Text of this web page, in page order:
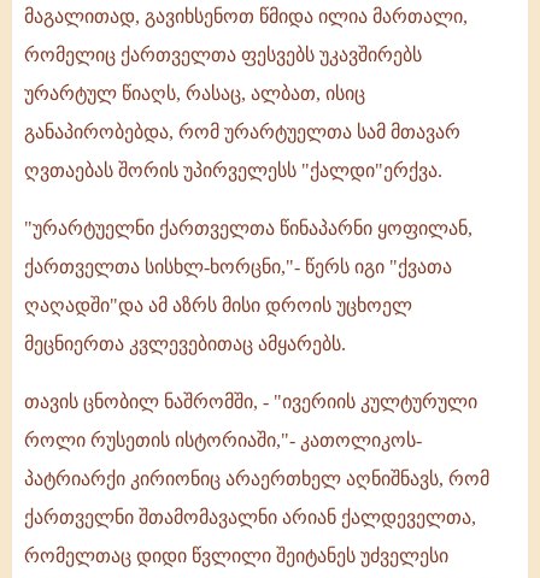
მაგალითად, გავიხსენოთ წმიდა ილია მართალი,
რომელიც ქართველთა ფესვებს უკავშირებს
ურარტულ წიაღს, რასაც, ალბათ, ისიც
განაპირობებდა, რომ ურარტუელთა სამ მთავარ
ღვთაებას შორის უპირველესს "ქალდი"ერქვა.
"ურარტუელნი ქართველთა წინაპარნი ყოფილან,
ქართველთა სისხლ-ხორცნი,"- წერს იგი "ქვათა
ღაღადში"და ამ აზრს მისი დროის უცხოელ
მეცნიერთა კვლევებითაც ამყარებს.
თავის ცნობილ ნაშრომში, - "ივერიის კულტურული
როლი რუსეთის ისტორიაში,"- კათოლიკოს-
პატრიარქი კირიონიც არაერთხელ აღნიშნავს, რომ
ქართველნი შთამომავალნი არიან ქალდეველთა,
რომელთაც დიდი წვლილი შეიტანეს უძველესი